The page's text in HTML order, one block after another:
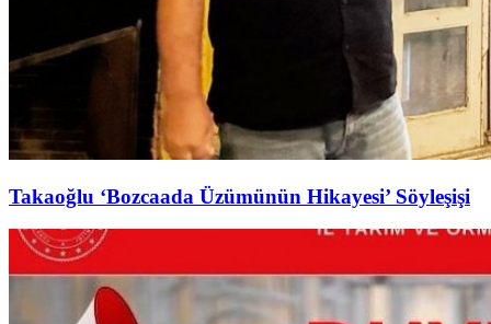
Takaoğlu ‘Bozcaada Üzümünün Hikayesi’ Söyleşişi